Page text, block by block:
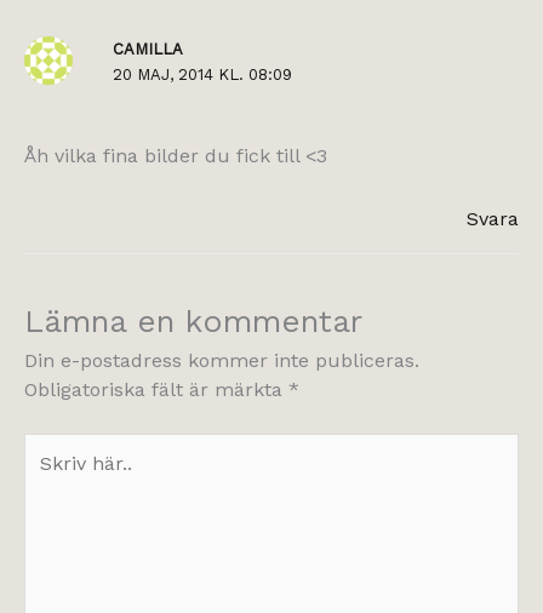
CAMILLA
20 MAJ, 2014 KL. 08:09
Åh vilka fina bilder du fick till <3
Svara
Lämna en kommentar
Din e-postadress kommer inte publiceras.
Obligatoriska fält är märkta *
här..